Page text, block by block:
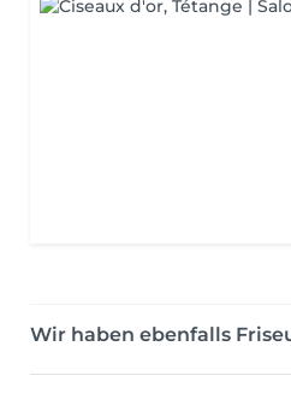
Wir haben ebenfalls